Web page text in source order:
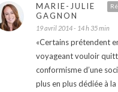
MARIE-JULIE
GAGNON
19 avril 2014 - 14 h 35 min
«Certains prétendent
voyageant vouloir
conformisme d’une
plus en plus dédiée à